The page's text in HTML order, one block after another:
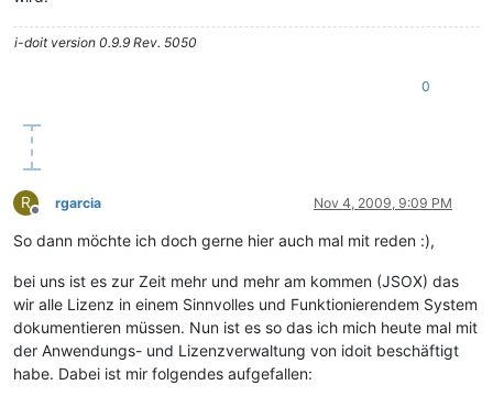
i-doit version 0.9.9 Rev. 5050
0
R
Offline
rgarcia Nov 4, 2009, 9:09 PM
So dann möchte ich doch gerne hier auch mal mit reden :),
bei uns ist es zur Zeit mehr und mehr am kommen (JSOX) das
wir alle Lizenz in einem Sinnvolles und Funktionierendem System
dokumentieren müssen. Nun ist es so das ich mich heute mal mit
der Anwendungs- und Lizenzverwaltung von idoit beschäftigt
habe. Dabei ist mir folgendes aufgefallen: